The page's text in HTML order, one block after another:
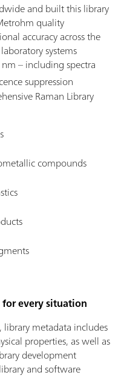
and built this library
quality
accuracy across the
systems
– including spectra
suppression
Raman Library
compounds
every situation
metadata includes
properties, as well as
development
and software